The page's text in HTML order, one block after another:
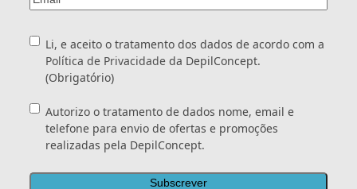
Consentimento(Obrigatório)
Li, e aceito o tratamento dos dados de acordo com a
Política de Privacidade da DepilConcept.
(Obrigatório)
Consentimento
Autorizo o tratamento de dados nome, email e
telefone para envio de ofertas e promoções
realizadas pela DepilConcept.